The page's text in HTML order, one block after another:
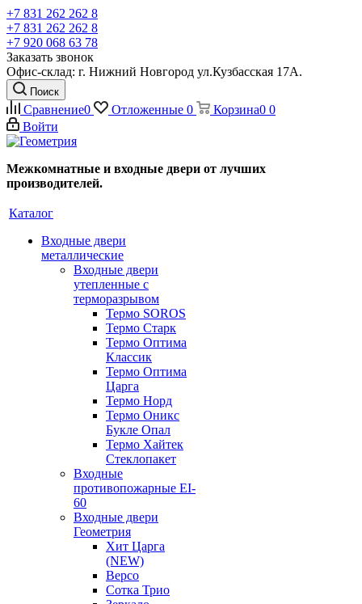
+7 831 262 262 8
+7 831 262 262 8
+7 920 068 63 78
Заказать звонок
Офис-склад: г. Нижний Новгород ул.Кузбасская 17А.
Поиск
Сравнение0 Отложенные 0 Корзина0 0
Войти
Межкомнатные и входные двери от лучших
производителей.
Каталог
Входные двери
металлические
Входные двери
утепленные с
терморазрывом
Термо SOROS
Термо Старк
Термо Оптима
Классик
Термо Оптима
Царга
Термо Норд
Термо Оникс
Букле Опал
Термо Хайтек
Стеклопакет
Входные
противопожарные EI-
60
Входные двери
Геометрия
Хит Царга
(NEW)
Версо
Сотка Трио